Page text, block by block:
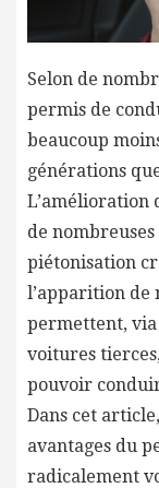
Selon de
permis de
beaucoup
générations
L’amélioration
de
piétonisation
l’apparition de
permettent, via
voitures
pouvoir
Dans cet
avantages du
radicalement